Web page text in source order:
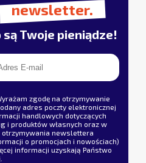
newsletter.
są Twoje pieniądze!
zgodę na otrzymywanie
adres poczty elektronicznej
handlowych dotyczących
i produktów własnych oraz w
otrzymywania newslettera
o promocjach i nowościach)
informacji uzyskają Państwo